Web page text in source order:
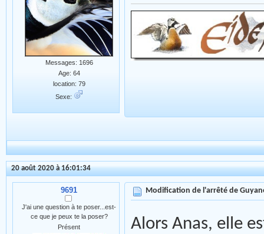
Messages: 1696
Age: 64
location: 79
Sexe:
20 août 2020 à 16:01:34
9691
J'ai une question à te poser...est-
ce que je peux te la poser?
Présent
Modification de l'arrêté de
Alors Anas, elle